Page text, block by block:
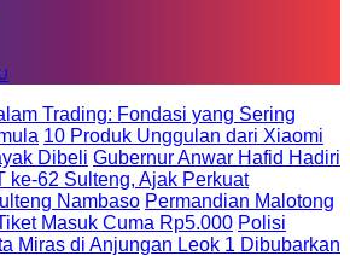
Trading: Fondasi yang Sering
10 Produk Unggulan dari Xiaomi
Dibeli Gubernur Anwar Hafid Hadiri
ke-62 Sulteng, Ajak Perkuat
Nambaso Permandian Malotong
Masuk Cuma Rp5.000 Polisi
Miras di Anjungan Leok 1 Dibubarkan